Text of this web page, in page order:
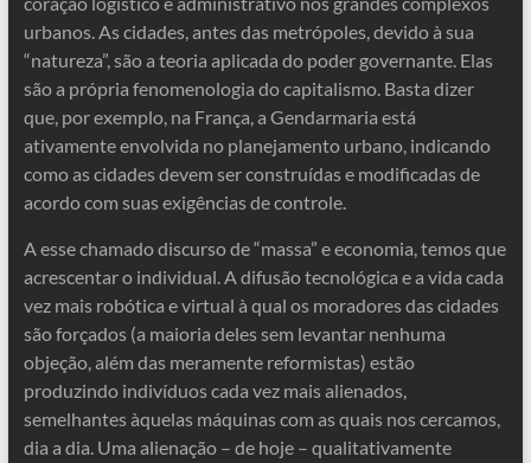
urbanos. As cidades, antes das metrópoles, devido à sua
“natureza”, são a teoria aplicada do poder governante. Elas
são a própria fenomenologia do capitalismo. Basta dizer
que, por exemplo, na França, a Gendarmaria está
ativamente envolvida no planejamento urbano, indicando
como as cidades devem ser construídas e modificadas de
acordo com suas exigências de controle.
A esse chamado discurso de “massa” e economia, temos que
acrescentar o individual. A difusão tecnológica e a vida cada
vez mais robótica e virtual à qual os moradores das cidades
são forçados (a maioria deles sem levantar nenhuma
objeção, além das meramente reformistas) estão
produzindo indivíduos cada vez mais alienados,
semelhantes àquelas máquinas com as quais nos cercamos,
dia a dia. Uma alienação – de hoje – qualitativamente